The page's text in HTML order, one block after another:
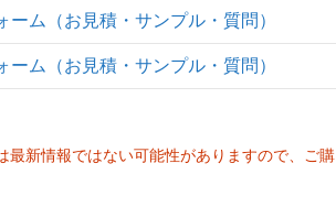
ーム（お見積・サンプル・質問）
ーム（お見積・サンプル・質問）
新情報ではない可能性がありますので、ご購